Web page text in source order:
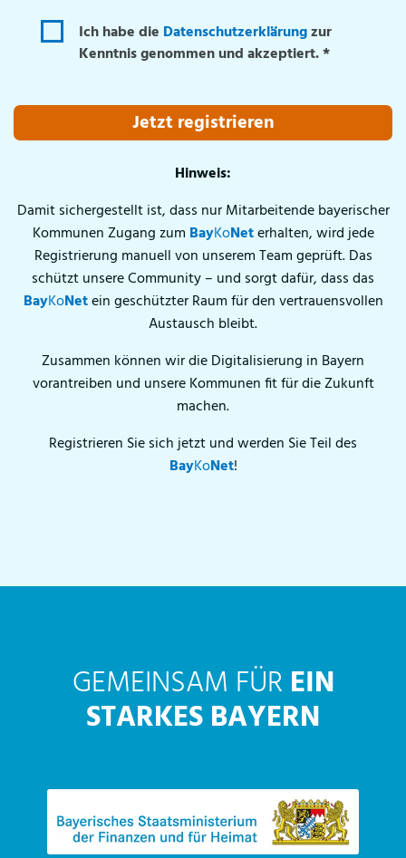
Ich habe die Datenschutzerklärungzur
Kenntnis genommen und akzeptiert. *
Jetzt registrieren
Hinweis:
Damit sichergestellt ist, dass nur Mitarbeitende bayerischer
Kommunen Zugang zum BayKoNeterhalten, wird jede
Registrierung manuell von unserem Team geprüft. Das
schützt unsere Community – und sorgt dafür, dass das
BayKoNetein geschützter Raum für den vertrauensvollen
Austausch bleibt.
Zusammen können wir die Digitalisierung in Bayern
vorantreiben und unsere Kommunen fit für die Zukunft
machen.
Registrieren Sie sich jetzt und werden Sie Teil des
BayKoNet!
GEMEINSAM FÜR EIN
STARKES BAYERN